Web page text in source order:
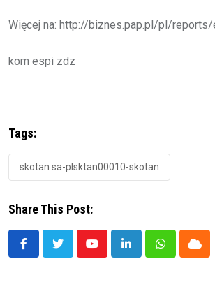
Więcej na: http://biznes.pap.pl/pl/reports/
kom espi zdz
Tags:
skotan sa-plsktan00010-skotan
Share This Post:
YoutubeLinkedInWhatsappCloud